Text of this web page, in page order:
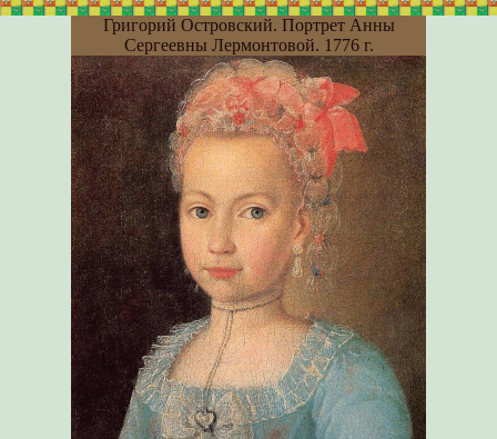
Григорий Островский. Портрет Анны
Сергеевны Лермонтовой. 1776 г.